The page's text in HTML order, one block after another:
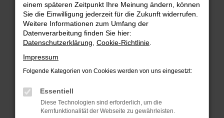
Hier sind ein paar Tipps, die dir helfen können:
Überprüfe deine Firewall und deine
Internetverbindung.
Suchmaschine?
Manche Erweiterungen, wie Werbeblocker,
können das Laden bestimmter Seiten
verhindern. Funktioniert die Seite in einem
einem späteren Zeitpunkt Ihre Meinung ändern, können
Sie die Einwilligung jederzeit für die Zukunft widerrufen.
Weitere Informationen zum Umfang der
Datenverarbeitung finden Sie hier:
Datenschutzerklärung Cookie-Richtlinie
Impressum
Folgende Kategorien von Cookies werden von uns eingesetzt:
Essentiell
Diese Technologien sind erforderlich, um die
Kernfunktionalität der Webseite zu gewährleisten.